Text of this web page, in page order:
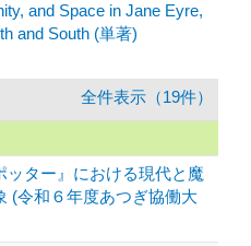
and Space in Jane Eyre,
and South (単著)
全件表示（19件）
ッター』における現代と魔
(令和６年度あつぎ協働大